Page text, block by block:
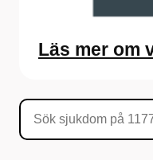
Läs mer om